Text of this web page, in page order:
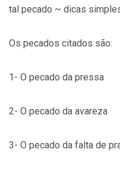
tal pecado ~ dicas
Os pecados citados são:
1- O pecado da pressa
2- O pecado da avareza
3- O pecado da falta de